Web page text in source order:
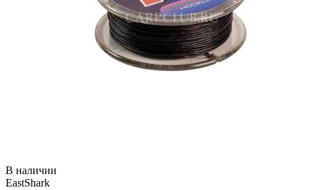
В наличии
EastShark